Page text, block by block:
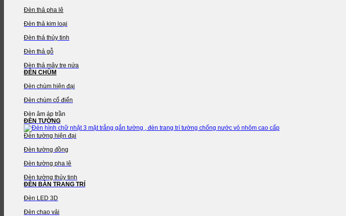
Đèn thả pha lê
Đèn thả kim loại
Đèn thả thủy tinh
Đèn thả gỗ
Đèn thả mây tre nứa
ĐÈN CHÙM
Đèn chùm hiện đại
Đèn chùm cổ điển
Đèn âm áp trần
ĐÈN TƯỜNG
Đèn tường hiện đại
Đèn tường đồng
Đèn tường pha lê
Đèn tường thủy tinh
ĐÈN BÀN TRANG TRÍ
Đèn LED 3D
Đèn chao vải